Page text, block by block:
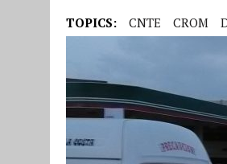
TOPICS: CNTE CROM